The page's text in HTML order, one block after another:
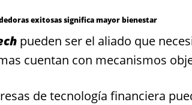
exitosas significa mayor bienestar
pueden ser el aliado que
cuentan con mecanismos
de tecnología financiera